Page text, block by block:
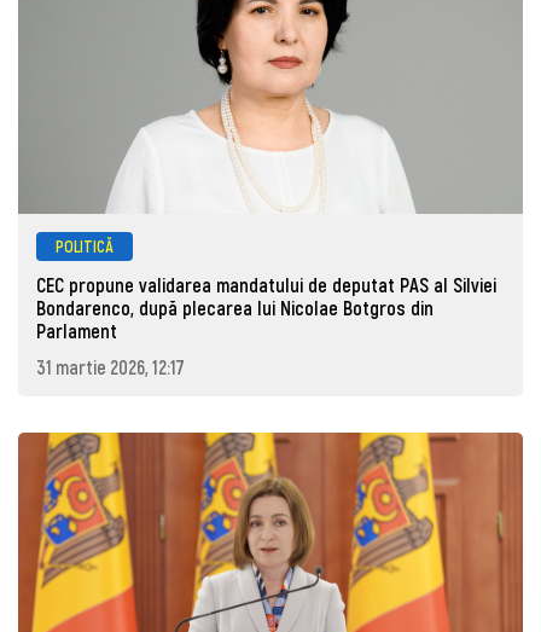
POLITICĂ
CEC propune validarea mandatului de deputat PAS al Silviei
Bondarenco, după plecarea lui Nicolae Botgros din
Parlament
31 martie 2026, 12:17